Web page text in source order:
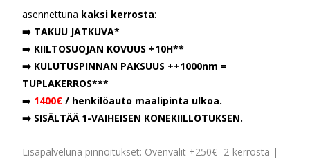
asennettuna kaksi kerrosta:
➡️ TAKUU JATKUVA*
➡️ KIILTOSUOJAN KOVUUS +10H**
➡️ KULUTUSPINNAN PAKSUUS ++1000nm =
TUPLAKERROS***
➡️ 1400€ / henkilöauto maalipinta ulkoa.
➡️ SISÄLTÄÄ 1-VAIHEISEN KONEKIILLOTUKSEN.
Lisäpalveluna pinnoitukset: Ovenvälit +250€ -2-kerrosta |